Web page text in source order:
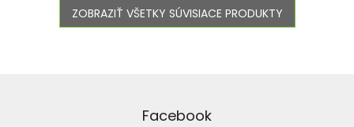
ZOBRAZIŤ VŠETKY SÚVISIACE PRODUKTY
Facebook